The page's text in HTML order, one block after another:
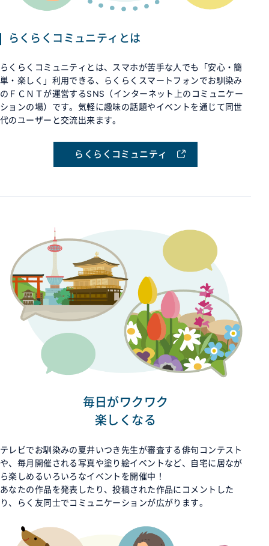
らくらくコミュニティとは
らくらくコミュニティとは、スマホが苦手な人でも「安心・簡
単・楽しく」利用できる、らくらくスマートフォンでお馴染み
のＦＣＮＴが運営するSNS（インターネット上のコミュニケー
ションの場）です。気軽に趣味の話題やイベントを通じて同世
代のユーザーと交流出来ます。
らくらくコミュニティ
毎日がワクワク
楽しくなる
テレビでお馴染みの夏井いつき先生が審査する俳句コンテスト
や、毎月開催される写真や塗り絵イベントなど、自宅に居なが
ら楽しめるいろいろなイベントを開催中！
あなたの作品を発表したり、投稿された作品にコメントした
り、らく友同士でコミュニケーションが広がります。